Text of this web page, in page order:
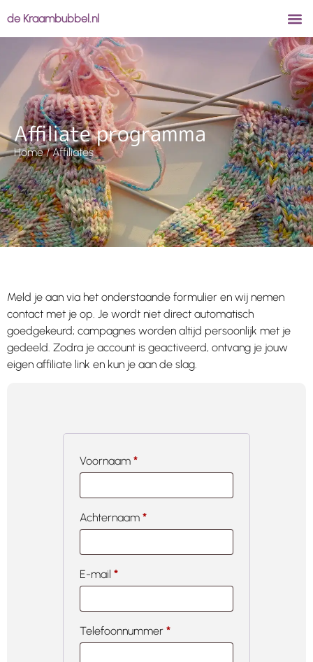
de Kraambubbel.nl
Affiliate programma
Home/ Affiliates
Meld je aan via het onderstaande formulier en wij nemen
contact met je op. Je wordt niet direct automatisch
goedgekeurd; campagnes worden altijd persoonlijk met je
gedeeld. Zodra je account is geactiveerd, ontvang je jouw
eigen affiliate link en kun je aan de slag.
Voornaam *
Achternaam *
E-mail *
Telefoonnummer *